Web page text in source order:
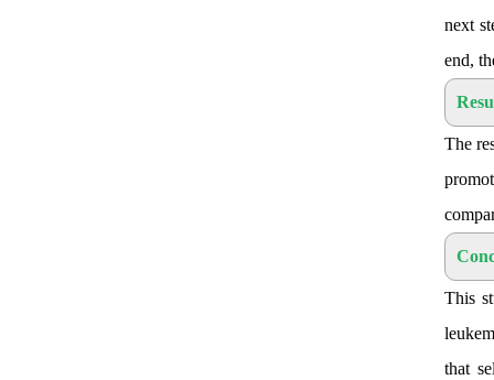
next
end,
The
This
that